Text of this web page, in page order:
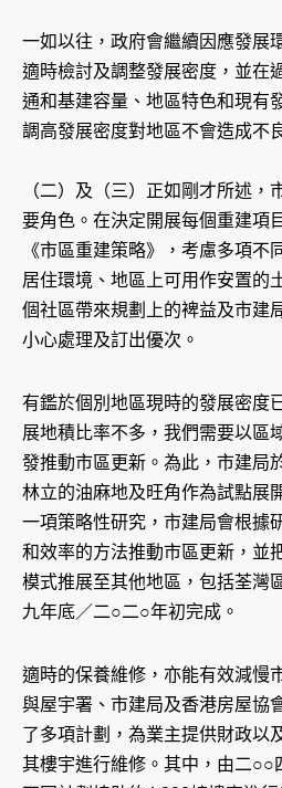
一如以往，政府會繼續因應發展
適時檢討及調整發展密度，並在
通和基建容量、地區特色和現有
調高發展密度對地區不會造成不
（二）及（三）正如剛才所述
要角色。在決定開展每個重建項
《市區重建策略》，考慮多項不
居住環境、地區上可用作安置的
個社區帶來規劃上的裨益及市建
小心處理及訂出優次。
有鑑於個別地區現時的發展密度
展地積比率不多，我們需要以區
發推動市區更新。為此，市建局
林立的油麻地及旺角作為試點展
一項策略性研究，市建局會根據
和效率的方法推動市區更新，並
模式推展至其他地區，包括荃灣
九年底／二○二○年初完成。
適時的保養維修，亦能有效減慢
與屋宇署、市建局及香港房屋協
了多項計劃，為業主提供財政以
其樓宇進行維修。其中，由二○○